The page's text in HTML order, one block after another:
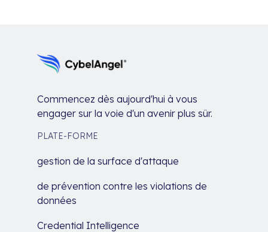
Commencez dès aujourd'hui à vous
engager sur la voie d'un avenir plus sûr.
PLATE-FORME
gestion de la surface d'attaque
de prévention contre les violations de
données
Credential Intelligence